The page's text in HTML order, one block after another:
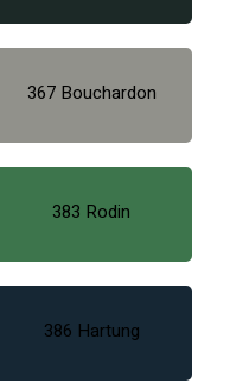
367 Bouchardon
383 Rodin
386 Hartung